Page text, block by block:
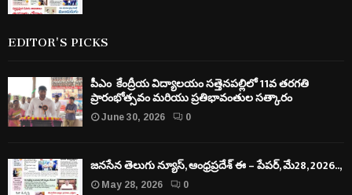
EDITOR'S PICKS
పీఎం కేంద్రీయ విద్యాలయం సత్తెనపల్లిలో 11వ తరగతి
ప్రారంభోత్సవం మరియు ప్రతిభావంతుల సత్కారం
June 30, 2026
0
జనసేన తెలుగు న్యూస్, ఆంధ్రప్రదేశ్ ఈ – పేపర్, మే28, 2026..,
May 28, 2026
0